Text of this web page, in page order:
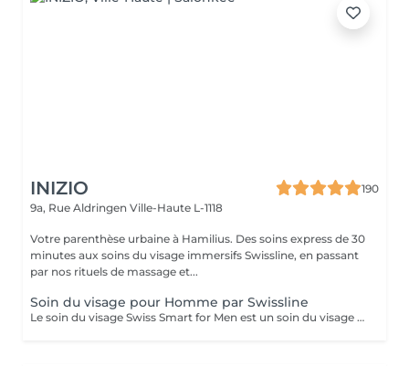
INIZIO
190
9a, Rue Aldringen Ville-Haute L-1118
Votre parenthèse urbaine à Hamilius. Des soins express de 30
minutes aux soins du visage immersifs Swissline, en passant
par nos rituels de massage et...
Soin du visage pour Homme par Swissline
Le soin du visage Swiss Smart for Men est un soin du visage entièrement personnalisé de 45 à 60 minutes conçu pour les hommes qui cherchent à détoxifier et à renforcer leur peau. Ce soin du visage utilise exclusivement des produits Swissline végétaliens, améliorés avec la collection signature d'Age Intelligence Boosters pour protéger et rééquilibrer la peau. Il a un effet de détresse instantané et comprend un massage facial de 15 à 20 minutes combinant relaxation et drainage lymphatique pour détoxifier la peau, et c'est un moyen intelligent et rapide de paraître à votre meilleur. Principaux avantages : Rafraîchit et dynamise la peau fatiguée Atténue l'irritation Améliore le teint et la texture de la peau